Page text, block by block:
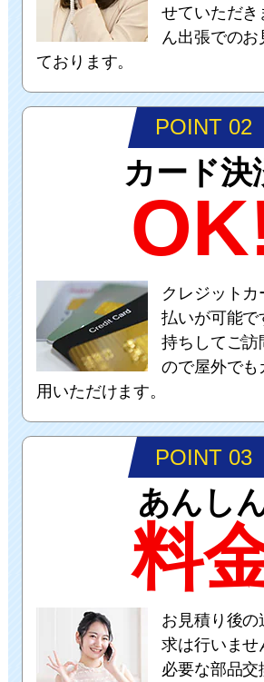
せていただき
ん出張での
ております。
POINT 02
カード決
クレジット
払いが可能で
持ちしてご訪
ので屋外でも
用いただけます。
POINT 03
あんし
料
お見積り後
求は行いませ
必要な部品